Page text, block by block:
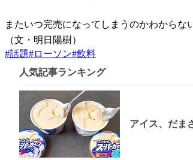
またいつ完売になってしまうのかわから
（文・明日陽樹）
#話題#ローソン#飲料
人気記事ランキング
アイス、だま